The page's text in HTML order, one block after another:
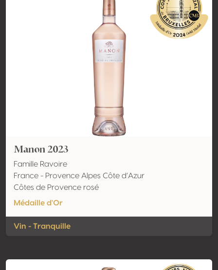
Manon 2023
Famille Ravoire
France - Provence Alpes Côte d’Azur
Côtes de Provence rosé
Médaille d'Or
Vin - Tranquille